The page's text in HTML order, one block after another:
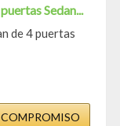
Sedan...
de 4 puertas